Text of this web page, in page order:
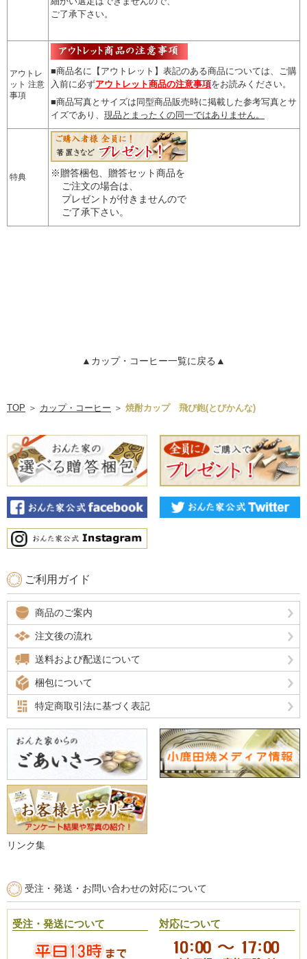
ご了承下さい。
アウトレ
ット 注意
事項
■商品名に【アウトレット】表記のある商品については、
ご購
入前に必ずアウトレット商品の注意事項をお読みください。
■商品写真とサイズは同型商品販売時に掲載した参考写真とサ
イズであり、 現品とまったくの同一ではありません。
特典
※贈答梱包、贈答セット商品を
ご注文の場合は、
プレゼントが付きませんので
ご了承下さい。
▲カップ・コーヒー一覧に戻る▲
TOP ＞ カップ・コーヒー ＞ 焼酎カップ 飛び鉋(とびかんな)
ご利用ガイド
商品のご案内
注文後の流れ
送料および配送について
梱包について
特定商取引法に基づく表記
リンク集
受注・発送・お問い合わせの対応について
受注・発送について 対応について